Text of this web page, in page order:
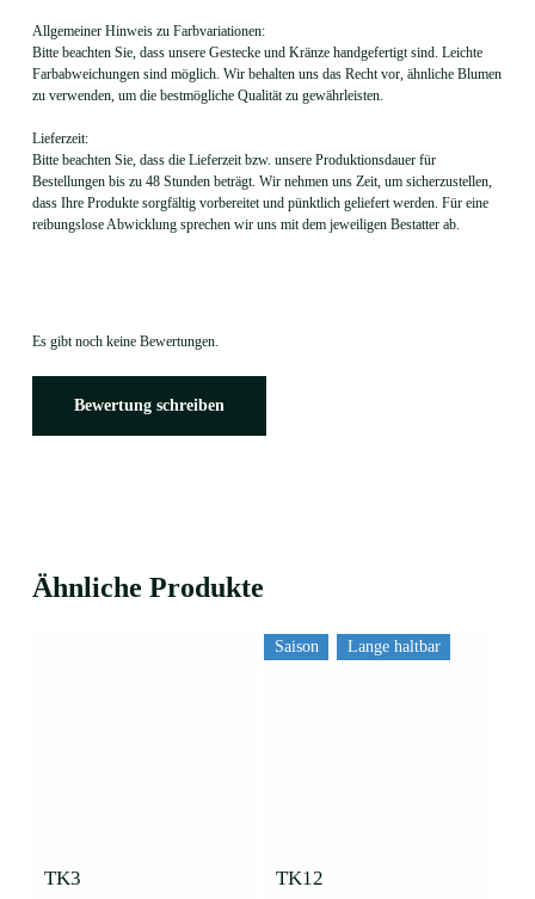
Allgemeiner Hinweis zu Farbvariationen:
Bitte beachten Sie, dass unsere Gestecke und Kränze handgefertigt sind. Leichte
Farbabweichungen sind möglich. Wir behalten uns das Recht vor, ähnliche Blumen
zu verwenden, um die bestmögliche Qualität zu gewährleisten.
Lieferzeit:
Bitte beachten Sie, dass die Lieferzeit bzw. unsere Produktionsdauer für
Bestellungen bis zu 48 Stunden beträgt. Wir nehmen uns Zeit, um sicherzustellen,
dass Ihre Produkte sorgfältig vorbereitet und pünktlich geliefert werden. Für eine
reibungslose Abwicklung sprechen wir uns mit dem jeweiligen Bestatter ab.
Es gibt noch keine Bewertungen.
Bewertung schreiben
Ähnliche Produkte
mehrere
TK3
Saison Lange haltbar
mehrere
TK12